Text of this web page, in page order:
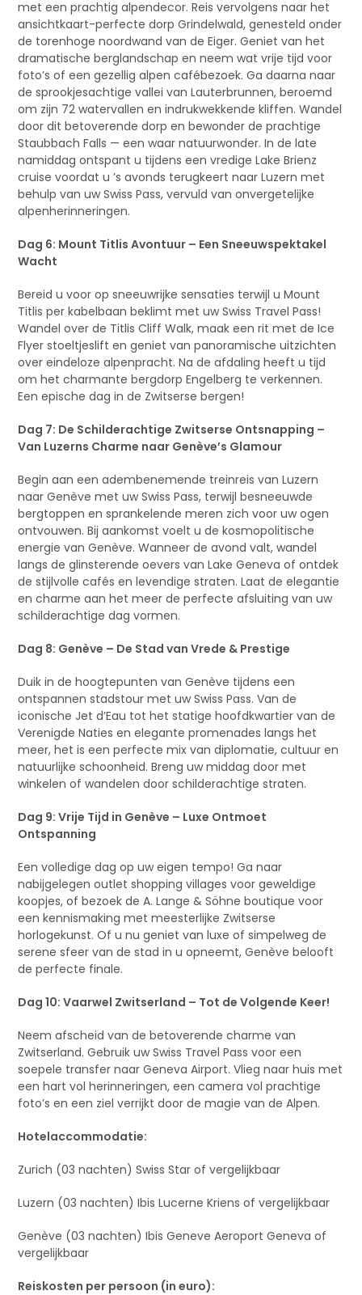
met een prachtig alpendecor. Reis vervolgens naar het
ansichtkaart-perfecte dorp Grindelwald, genesteld onder
de torenhoge noordwand van de Eiger. Geniet van het
dramatische berglandschap en neem wat vrije tijd voor
foto’s of een gezellig alpen cafébezoek. Ga daarna naar
de sprookjesachtige vallei van Lauterbrunnen, beroemd
om zijn 72 watervallen en indrukwekkende kliffen. Wandel
door dit betoverende dorp en bewonder de prachtige
Staubbach Falls — een waar natuurwonder. In de late
namiddag ontspant u tijdens een vredige Lake Brienz
cruise voordat u ’s avonds terugkeert naar Luzern met
behulp van uw Swiss Pass, vervuld van onvergetelijke
alpenherinneringen.
Dag 6: Mount Titlis Avontuur – Een Sneeuwspektakel
Wacht
Bereid u voor op sneeuwrijke sensaties terwijl u Mount
Titlis per kabelbaan beklimt met uw Swiss Travel Pass!
Wandel over de Titlis Cliff Walk, maak een rit met de Ice
Flyer stoeltjeslift en geniet van panoramische uitzichten
over eindeloze alpenpracht. Na de afdaling heeft u tijd
om het charmante bergdorp Engelberg te verkennen.
Een epische dag in de Zwitserse bergen!
Dag 7: De Schilderachtige Zwitserse Ontsnapping –
Van Luzerns Charme naar Genève’s Glamour
Begin aan een adembenemende treinreis van Luzern
naar Genève met uw Swiss Pass, terwijl besneeuwde
bergtoppen en sprankelende meren zich voor uw ogen
ontvouwen. Bij aankomst voelt u de kosmopolitische
energie van Genève. Wanneer de avond valt, wandel
langs de glinsterende oevers van Lake Geneva of ontdek
de stijlvolle cafés en levendige straten. Laat de elegantie
en charme aan het meer de perfecte afsluiting van uw
schilderachtige dag vormen.
Dag 8: Genève – De Stad van Vrede & Prestige
Duik in de hoogtepunten van Genève tijdens een
ontspannen stadstour met uw Swiss Pass. Van de
iconische Jet d’Eau tot het statige hoofdkwartier van de
Verenigde Naties en elegante promenades langs het
meer, het is een perfecte mix van diplomatie, cultuur en
natuurlijke schoonheid. Breng uw middag door met
winkelen of wandelen door schilderachtige straten.
Dag 9: Vrije Tijd in Genève – Luxe Ontmoet
Ontspanning
Een volledige dag op uw eigen tempo! Ga naar
nabijgelegen outlet shopping villages voor geweldige
koopjes, of bezoek de A. Lange & Söhne boutique voor
een kennismaking met meesterlijke Zwitserse
horlogekunst. Of u nu geniet van luxe of simpelweg de
serene sfeer van de stad in u opneemt, Genève belooft
de perfecte finale.
Dag 10: Vaarwel Zwitserland – Tot de Volgende Keer!
Neem afscheid van de betoverende charme van
Zwitserland. Gebruik uw Swiss Travel Pass voor een
soepele transfer naar Geneva Airport. Vlieg naar huis met
een hart vol herinneringen, een camera vol prachtige
foto’s en een ziel verrijkt door de magie van de Alpen.
Hotelaccommodatie:
Zurich (03 nachten) Swiss Star of vergelijkbaar
Luzern (03 nachten) Ibis Lucerne Kriens of vergelijkbaar
Genève (03 nachten) Ibis Geneve Aeroport Geneva of
vergelijkbaar
Reiskosten per persoon (in euro):